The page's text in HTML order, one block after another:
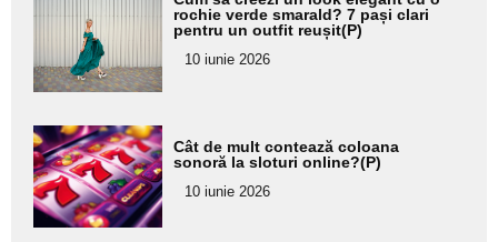
aici textul
pentru
subtitlu
rochie verde smarald? 7 pași clari
pentru un outfit reușit(P)
10 iunie 2026
Adaugă
aici textul
pentru
subtitlu
Cât de mult contează coloana
sonoră la sloturi online?(P)
10 iunie 2026